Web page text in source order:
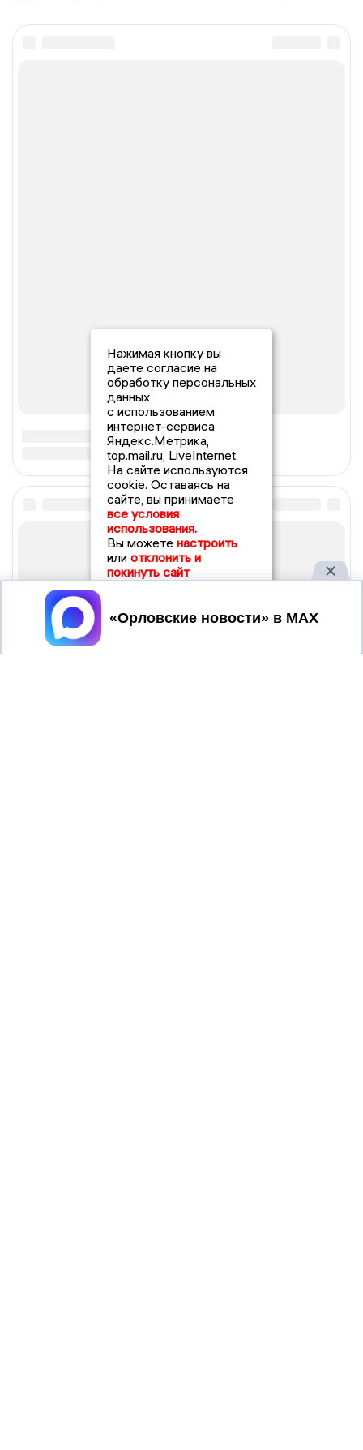
Нажимая кнопку вы
даете согласие на
обработку персональных
данных
с использованием
интернет-сервиса
Яндекс.Метрика,
top.mail.ru, LiveInternet.
На сайте используются
cookie. Оставаясь на
сайте, вы принимаете
все условия
использования.
Вы можете настроить
или отклонить и
покинуть сайт
Принять